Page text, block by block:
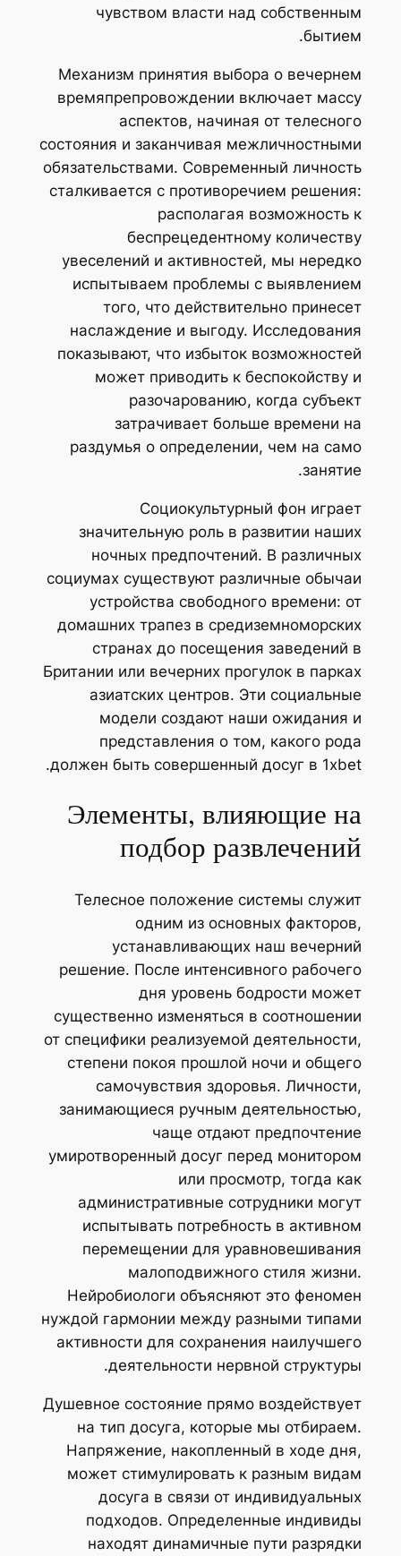
чувством власти над собственным
бытием.
Механизм принятия выбора о вечернем
времяпрепровождении включает массу
аспектов, начиная от телесного
состояния и заканчивая межличностными
обязательствами. Современный личность
сталкивается с противоречием решения:
располагая возможность к
беспрецедентному количеству
увеселений и активностей, мы нередко
испытываем проблемы с выявлением
того, что действительно принесет
наслаждение и выгоду. Исследования
показывают, что избыток возможностей
может приводить к беспокойству и
разочарованию, когда субъект
затрачивает больше времени на
раздумья о определении, чем на само
занятие.
Социокультурный фон играет
значительную роль в развитии наших
ночных предпочтений. В различных
социумах существуют различные обычаи
устройства свободного времени: от
домашних трапез в средиземноморских
странах до посещения заведений в
Британии или вечерних прогулок в парках
азиатских центров. Эти социальные
модели создают наши ожидания и
представления о том, какого рода
должен быть совершенный досуг в 1xbet.
Элементы, влияющие на
подбор развлечений
Телесное положение системы служит
одним из основных факторов,
устанавливающих наш вечерний
решение. После интенсивного рабочего
дня уровень бодрости может
существенно изменяться в соотношении
от специфики реализуемой деятельности,
степени покоя прошлой ночи и общего
самочувствия здоровья. Личности,
занимающиеся ручным деятельностью,
чаще отдают предпочтение
умиротворенный досуг перед монитором
или просмотр, тогда как
административные сотрудники могут
испытывать потребность в активном
перемещении для уравновешивания
малоподвижного стиля жизни.
Нейробиологи объясняют это феномен
нуждой гармонии между разными типами
активности для сохранения наилучшего
деятельности нервной структуры.
Душевное состояние прямо воздействует
на тип досуга, которые мы отбираем.
Напряжение, накопленный в ходе дня,
может стимулировать к разным видам
досуга в связи от индивидуальных
подходов. Определенные индивиды
находят динамичные пути разрядки